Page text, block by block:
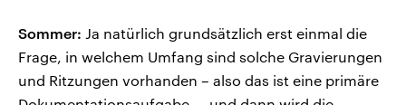
Sommer: Ja natürlich grundsätzlich erst einmal die
Frage, in welchem Umfang sind solche Gravierungen
und Ritzungen vorhanden – also das ist eine primäre